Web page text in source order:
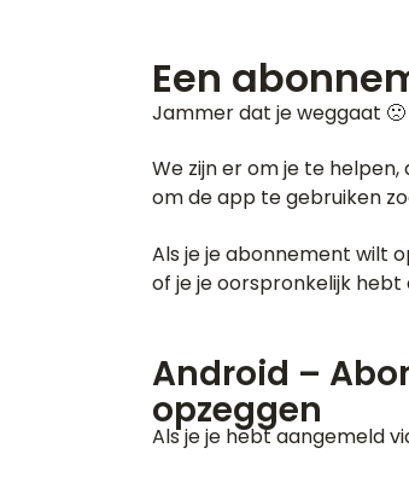
Een
Jammer dat je weggaat 🙁
We zijn er om je te
om de app te gebruiken
Als je je abonnement wilt
of je je oorspronkelijk hebt
Android –
opzeggen
Als je je hebt aangemeld